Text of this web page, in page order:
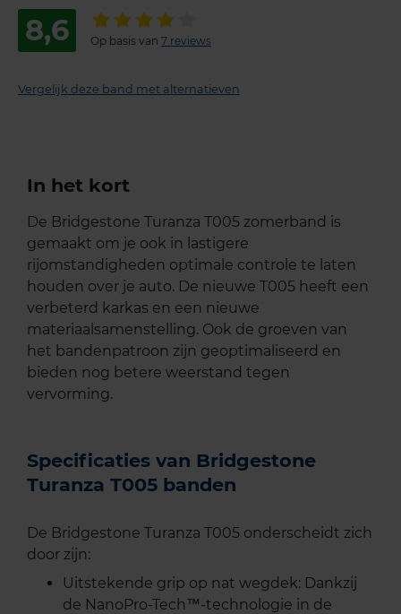
8,6 Op basis van 7 reviews
Vergelijk deze band met alternatieven
In het kort
De Bridgestone Turanza T005 zomerband is
gemaakt om je ook in lastigere
rijomstandigheden optimale controle te laten
houden over je auto. De nieuwe T005 heeft een
verbeterd karkas en een nieuwe
materiaalsamenstelling. Ook de groeven van
het bandenpatroon zijn geoptimaliseerd en
bieden nog betere weerstand tegen
vervorming.
Specificaties van Bridgestone
Turanza T005 banden
De Bridgestone Turanza T005 onderscheidt zich
door zijn:
Uitstekende grip op nat wegdek: Dankzij
de NanoPro-Tech™-technologie in de